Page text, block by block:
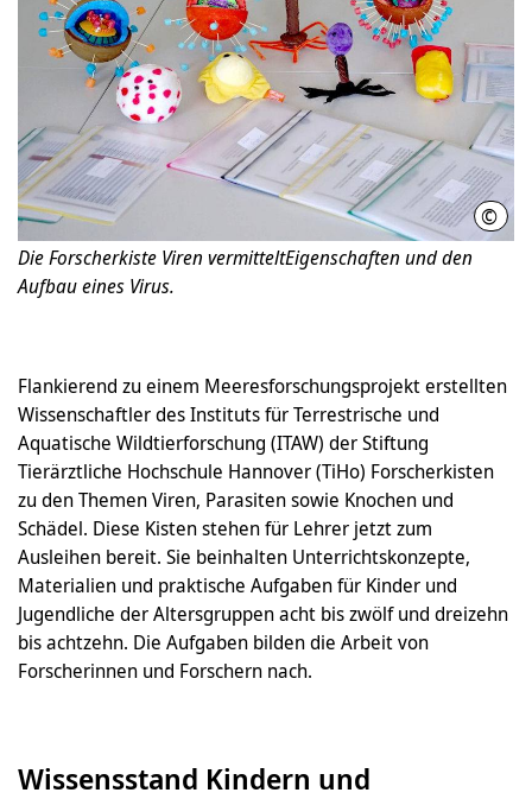
©
Die Forscherkiste Viren vermitteltEigenschaften und den
Aufbau eines Virus.
Flankierend zu einem Meeresforschungsprojekt erstellten
Wissenschaftler des Instituts für Terrestrische und
Aquatische Wildtierforschung (ITAW) der Stiftung
Tierärztliche Hochschule Hannover (TiHo) Forscherkisten
zu den Themen Viren, Parasiten sowie Knochen und
Schädel. Diese Kisten stehen für Lehrer jetzt zum
Ausleihen bereit. Sie beinhalten Unterrichtskonzepte,
Materialien und praktische Aufgaben für Kinder und
Jugendliche der Altersgruppen acht bis zwölf und dreizehn
bis achtzehn. Die Aufgaben bilden die Arbeit von
Forscherinnen und Forschern nach.
Wissensstand Kindern und